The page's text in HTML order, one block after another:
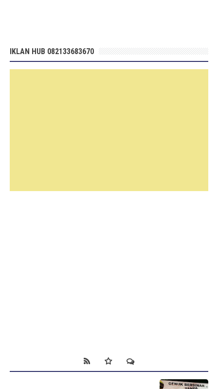
IKLAN HUB 082133683670